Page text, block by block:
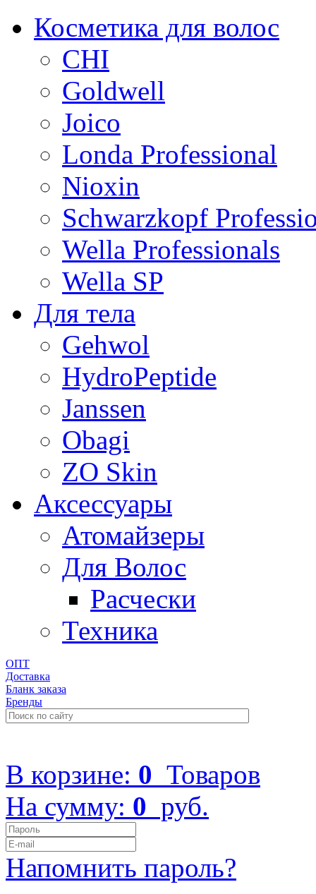
Косметика для волос
CHI
Goldwell
Joico
Londa Professional
Nioxin
Schwarzkopf
Wella Professionals
Wella SP
Для тела
Gehwol
HydroPeptide
Janssen
Obagi
ZO Skin
Aксессуары
Атомайзеры
Для Волос
Расчески
Техника
ОПТ
Доставка
Бланк заказа
Бренды
В корзине: 0 Товаров
На сумму: 0 руб.
Напомнить пароль?